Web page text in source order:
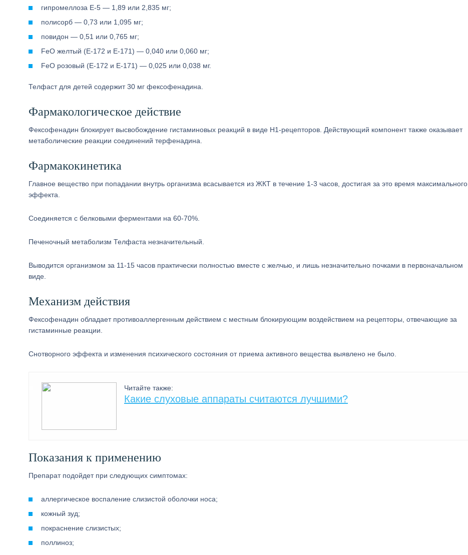
гипромеллоза Е-5 — 1,89 или 2,835 мг;
полисорб — 0,73 или 1,095 мг;
повидон — 0,51 или 0,765 мг;
FeO желтый (Е-172 и Е-171) — 0,040 или 0,060 мг;
FeO розовый (Е-172 и Е-171) — 0,025 или 0,038 мг.
Телфаст для детей содержит 30 мг фексофенадина.
Фармакологическое действие
Фексофенадин блокирует высвобождение гистаминовых реакций в виде Н1-рецепторов. Действующий компонент также оказывает
метаболические реакции соединений терфенадина.
Фармакокинетика
Главное вещество при попадании внутрь организма всасывается из ЖКТ в течение 1-3 часов, достигая за это время максимального
эффекта.
Соединяется с белковыми ферментами на 60-70%.
Печеночный метаболизм Телфаста незначительный.
Выводится организмом за 11-15 часов практически полностью вместе с желчью, и лишь незначительно почками в первоначальном
виде.
Механизм действия
Фексофенадин обладает противоаллергенным действием с местным блокирующим воздействием на рецепторы, отвечающие за
гистаминные реакции.
Снотворного эффекта и изменения психического состояния от приема активного вещества выявлено не было.
Читайте также:
Какие слуховые аппараты считаются лучшими?
Показания к применению
Препарат подойдет при следующих симптомах:
аллергическое воспаление слизистой оболочки носа;
кожный зуд;
покраснение слизистых;
поллиноз;